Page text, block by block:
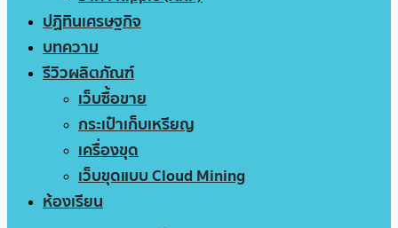
ปฏิทินเศรษฐกิจ
บทความ
รีวิวผลิตภัณฑ์
เว็บซื้อขาย
กระเป๋าเก็บเหรียญ
เครื่องขุด
เว็บขุดแบบ Cloud Mining
ห้องเรียน